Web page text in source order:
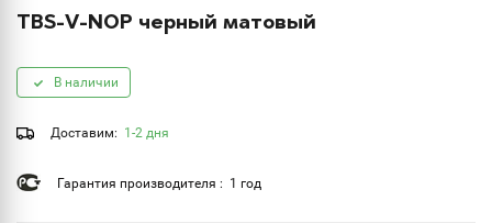
TBS-V-NOP черный матовый
В наличии
Доставим: 1-2 дня
Гарантия производителя : 1 год